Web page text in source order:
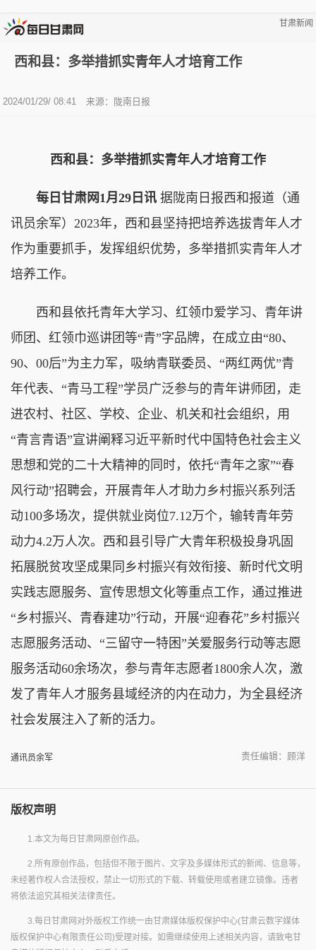
甘肃新闻
西和县：多举措抓实青年人才培育工作
2024/01/29/ 08:41 来源：陇南日报
西和县：多举措抓实青年人才培育工作
每日甘肃网1月29日讯 据陇南日报西和报道（通
讯员余军）2023年，西和县坚持把培养选拔青年人才
作为重要抓手，发挥组织优势，多举措抓实青年人才
培养工作。
西和县依托青年大学习、红领巾爱学习、青年讲
师团、红领巾巡讲团等“青”字品牌，在成立由“80、
90、00后”为主力军，吸纳青联委员、“两红两优”青
年代表、“青马工程”学员广泛参与的青年讲师团，走
进农村、社区、学校、企业、机关和社会组织，用
“青言青语”宣讲阐释习近平新时代中国特色社会主义
思想和党的二十大精神的同时，依托“青年之家”“春
风行动”招聘会，开展青年人才助力乡村振兴系列活
动100多场次，提供就业岗位7.12万个，输转青年劳
动力4.2万人次。西和县引导广大青年积极投身巩固
拓展脱贫攻坚成果同乡村振兴有效衔接、新时代文明
实践志愿服务、宣传思想文化等重点工作，通过推进
“乡村振兴、青春建功”行动，开展“迎春花”乡村振兴
志愿服务活动、“三留守一特困”关爱服务行动等志愿
服务活动60余场次，参与青年志愿者1800余人次，激
发了青年人才服务县域经济的内在动力，为全县经济
社会发展注入了新的活力。
通讯员余军 责任编辑：顾洋
版权声明
1.本文为每日甘肃网原创作品。
2.所有原创作品，包括但不限于图片、文字及多媒体形式的新闻、信息等，
未经著作权人合法授权，禁止一切形式的下载、转载使用或者建立镜像。违者
将依法追究其相关法律责任。
3.每日甘肃网对外版权工作统一由甘肃媒体版权保护中心(甘肃云数字媒体
版权保护中心有限责任公司)受理对接。如需继续使用上述相关内容，请致电甘